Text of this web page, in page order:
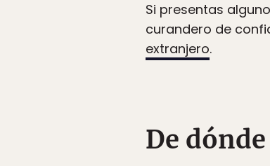
Si presentas
curandero de
extranjero.
De